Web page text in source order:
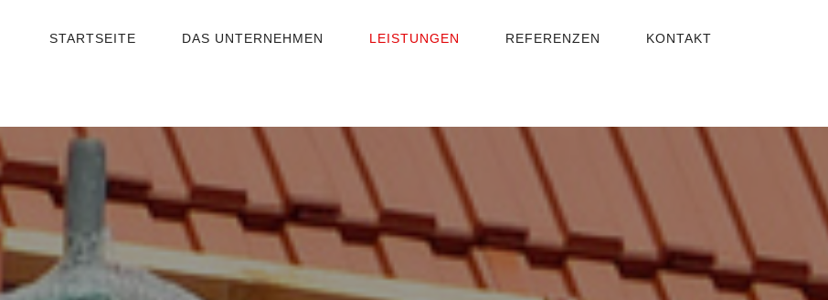
STARTSEITE DAS UNTERNEHMEN LEISTUNGEN REFERENZEN KONTAKT